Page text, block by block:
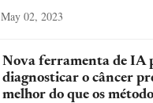
May 02, 2023
Nova ferramenta de IA
diagnosticar o câncer
melhor do que os